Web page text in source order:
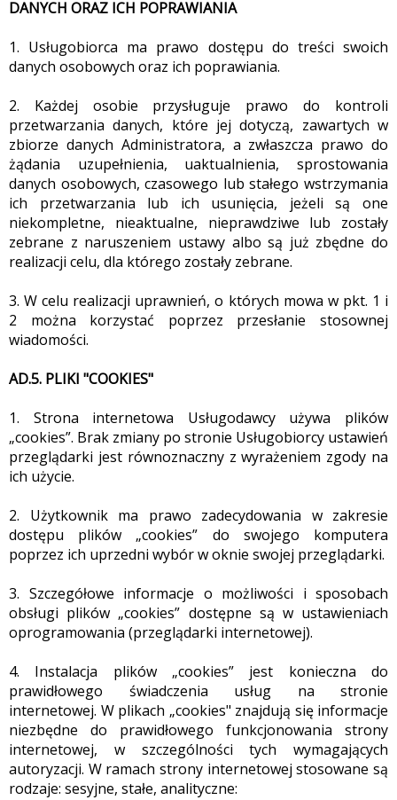
DANYCH ORAZ ICH POPRAWIANIA
1. Usługobiorca ma prawo dostępu do treści swoich
danych osobowych oraz ich poprawiania.
2. Każdej osobie przysługuje prawo do kontroli
przetwarzania danych, które jej dotyczą, zawartych w
zbiorze danych Administratora, a zwłaszcza prawo do
żądania uzupełnienia, uaktualnienia, sprostowania
danych osobowych, czasowego lub stałego wstrzymania
ich przetwarzania lub ich usunięcia, jeżeli są one
niekompletne, nieaktualne, nieprawdziwe lub zostały
zebrane z naruszeniem ustawy albo są już zbędne do
realizacji celu, dla którego zostały zebrane.
3. W celu realizacji uprawnień, o których mowa w pkt. 1 i
2 można korzystać poprzez przesłanie stosownej
wiadomości.
AD.5. PLIKI "COOKIES"
1. Strona internetowa Usługodawcy używa plików
„cookies”. Brak zmiany po stronie Usługobiorcy ustawień
przeglądarki jest równoznaczny z wyrażeniem zgody na
ich użycie.
2. Użytkownik ma prawo zadecydowania w zakresie
dostępu plików „cookies” do swojego komputera
poprzez ich uprzedni wybór w oknie swojej przeglądarki.
3. Szczegółowe informacje o możliwości i sposobach
obsługi plików „cookies” dostępne są w ustawieniach
oprogramowania (przeglądarki internetowej).
4. Instalacja plików „cookies” jest konieczna do
prawidłowego świadczenia usług na stronie
internetowej. W plikach „cookies" znajdują się informacje
niezbędne do prawidłowego funkcjonowania strony
internetowej, w szczególności tych wymagających
autoryzacji. W ramach strony internetowej stosowane są
rodzaje: sesyjne, stałe, analityczne: